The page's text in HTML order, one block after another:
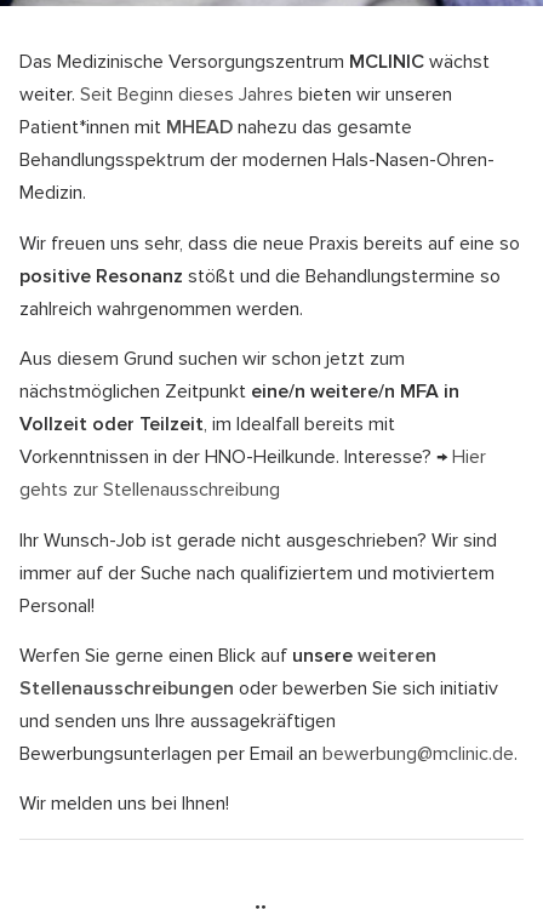
Das Medizinische Versorgungszentrum MCLINIC wächst
weiter. Seit Beginn dieses Jahres bieten wir unseren
Patient*innen mit MHEAD nahezu das gesamte
Behandlungsspektrum der modernen Hals-Nasen-Ohren-
Medizin.
Wir freuen uns sehr, dass die neue Praxis bereits auf eine so
positive Resonanz stößt und die Behandlungstermine so
zahlreich wahrgenommen werden.
Aus diesem Grund suchen wir schon jetzt zum
nächstmöglichen Zeitpunkt eine/n weitere/n MFA in
Vollzeit oder Teilzeit, im Idealfall bereits mit
Vorkenntnissen in der HNO-Heilkunde. Interesse? → Hier
gehts zur Stellenausschreibung
Ihr Wunsch-Job ist gerade nicht ausgeschrieben? Wir sind
immer auf der Suche nach qualifiziertem und motiviertem
Personal!
Werfen Sie gerne einen Blick auf unsere weiteren
Stellenausschreibungen oder bewerben Sie sich initiativ
und senden uns Ihre aussagekräftigen
Bewerbungsunterlagen per Email an bewerbung@mclinic.de.
Wir melden uns bei Ihnen!